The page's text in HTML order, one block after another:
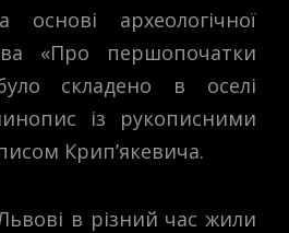
археологічної
«Про першопочатки
складено в оселі
із рукописними
Крип’якевича.
в різний час жили